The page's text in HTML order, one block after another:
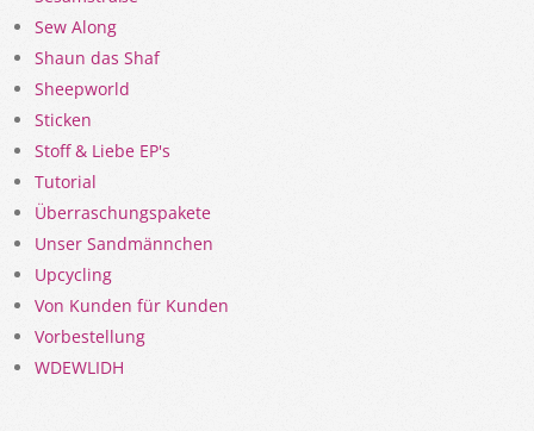
Sew Along
Shaun das Shaf
Sheepworld
Sticken
Stoff & Liebe EP's
Tutorial
Überraschungspakete
Unser Sandmännchen
Upcycling
Von Kunden für Kunden
Vorbestellung
WDEWLIDH